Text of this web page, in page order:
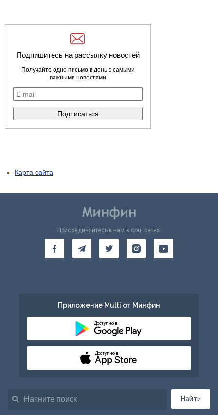
Подпишитесь на рассылку новостей
Получайте одно письмо в день с самыми
важными новостями
Карта сайта
Найти
Присоединяйтесь к нам в соц. сетях:
Приложение Multi от Минфин
Доступно в
Доступно в